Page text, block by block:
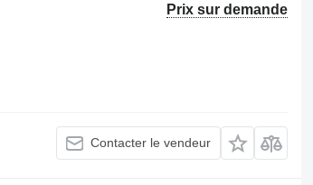
Prix sur demande
Contacter le vendeur